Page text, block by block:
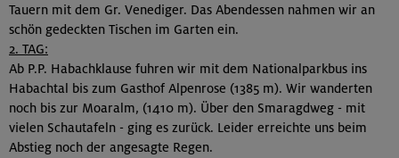
Tauern mit dem Gr. Venediger. Das Abendessen nahmen wir an
schön gedeckten Tischen im Garten ein.
2. TAG:
Ab P.P. Habachklause fuhren wir mit dem Nationalparkbus ins
Habachtal bis zum Gasthof Alpenrose (1385 m). Wir wanderten
noch bis zur Moaralm, (1410 m). Über den Smaragdweg - mit
vielen Schautafeln - ging es zurück. Leider erreichte uns beim
Abstieg noch der angesagte Regen.